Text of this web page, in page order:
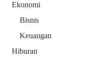
Ekonomi
Bisnis
Keuangan
Hiburan